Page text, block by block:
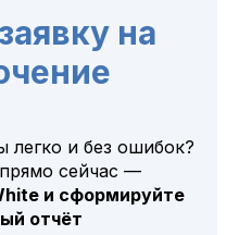
на
легко и без ошибок?
сейчас —
и сформируйте
отчёт